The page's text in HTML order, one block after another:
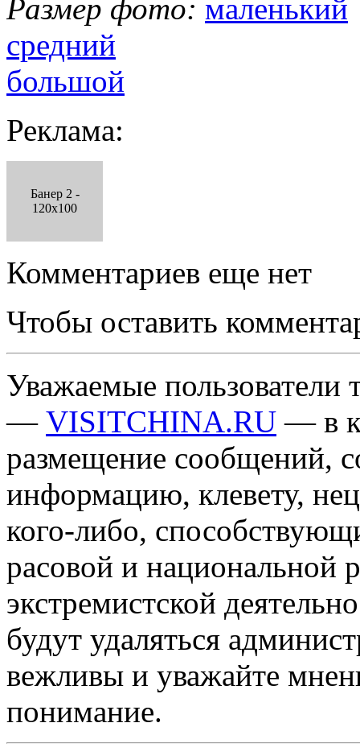
Размер фото: маленький
средний
большой
Реклама:
Банер 2 -
120x100
Комментариев еще нет
Чтобы оставить
Уважаемые пользователи
— VISITCHINA.RU — в
размещение сообщений,
информацию, клевету,
кого-либо,
расовой и национальной
экстремистской
будут удаляться
вежливы и уважайте
понимание.